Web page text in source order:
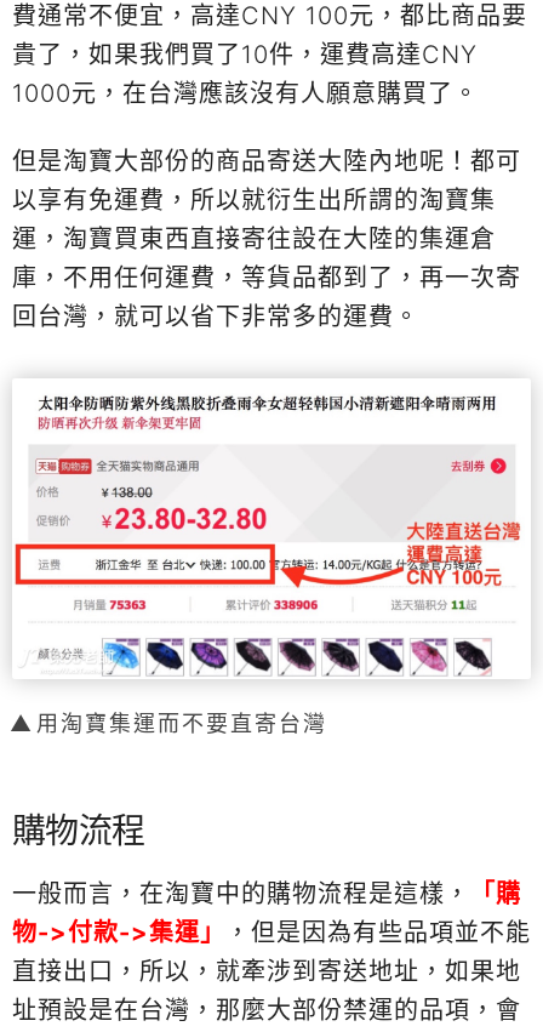
費通常不便宜，高達CNY 100元，都比商品要
貴了，如果我們買了10件，運費高達CNY
1000元，在台灣應該沒有人願意購買了。
但是淘寶大部份的商品寄送大陸內地呢！都可
以享有免運費，所以就衍生出所謂的淘寶集
運，淘寶買東西直接寄往設在大陸的集運倉
庫，不用任何運費，等貨品都到了，再一次寄
回台灣，就可以省下非常多的運費。
用淘寶集運而不要直寄台灣
購物流程
一般而言，在淘寶中的購物流程是這樣，
「購
物->付款->集運」
，但是因為有些品項並不能
直接出口，所以，就牽涉到寄送地址，如果地
址預設是在台灣，那麼大部份禁運的品項，會